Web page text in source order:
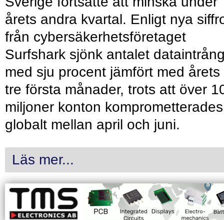
årets andra kvartal. Enligt nya
från cybersäkerhetsföretaget
Surfshark sjönk antalet
med sju procent jämfört med årets
tre första månader, trots att över
miljoner konton komprometterades
globalt mellan april och juni.
Läs mer...